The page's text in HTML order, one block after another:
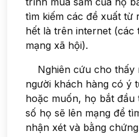
tìm kiếm các đề xuất từ
hết là trên internet (các
mạng xã hội).
Nghiên cứu cho thấy
người khách hàng có ý
hoặc muốn, họ bắt
số họ sẽ lên mạng để
nhận xét và bằng